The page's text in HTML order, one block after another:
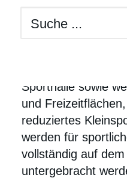
Schüler:innen
Sporthalle sowie
und
reduziertes
werden für
vollständig auf
untergebracht